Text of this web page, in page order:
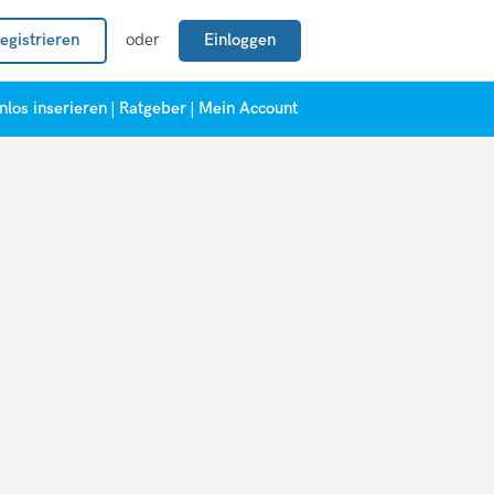
oder Einloggen
inserieren Ratgeber Mein Account